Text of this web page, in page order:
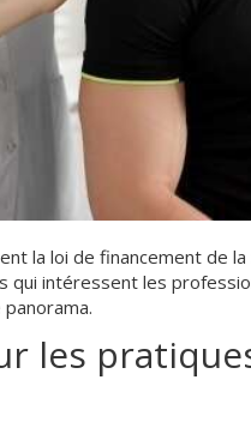
la loi de financement de
intéressent les
les